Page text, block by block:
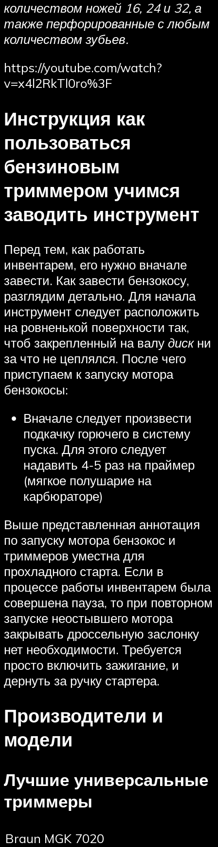
количеством ножей 16, 24 и 32, а
также перфорированные с любым
количеством зубьев.
https://youtube.com/watch?
v=x4l2RkTl0ro%3F
Инструкция как
пользоваться
бензиновым
триммером учимся
заводить инструмент
Перед тем, как работать
инвентарем, его нужно вначале
завести. Как завести бензокосу,
разглядим детально. Для начала
инструмент следует расположить
на ровненькой поверхности так,
чтоб закрепленный на валу дискни
за что не цеплялся. После чего
приступаем к запуску мотора
бензокосы:
Вначале следует произвести
подкачку горючего в систему
пуска. Для этого следует
надавить 4-5 раз на праймер
(мягкое полушарие на
карбюраторе)
Выше представленная аннотация
по запуску мотора бензокос и
триммеров уместна для
прохладного старта. Если в
процессе работы инвентарем была
совершена пауза, то при повторном
запуске неостывшего мотора
закрывать дроссельную заслонку
нет необходимости. Требуется
просто включить зажигание, и
дернуть за ручку стартера.
Производители и
модели
Лучшие универсальные
триммеры
Braun MGK 7020